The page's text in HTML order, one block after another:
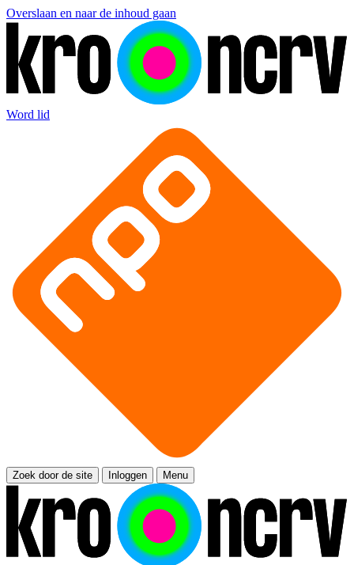
Overslaan en naar de inhoud gaan
Word lid
Zoek door de site Inloggen Menu